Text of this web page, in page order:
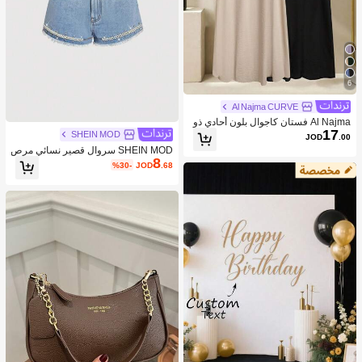
6
Al Najma CURVE
Al Najma فستان كاجوال بلون أحادي ذو
ياقة على شكل حرف V لحجم كبير للنسا
JOD17.00
SHEIN MOD
SHEIN MOD سروال قصير نسائي مرص
ع بالراين والخرز الزجاجي وباللون الجينز
JOD8.68
%30-